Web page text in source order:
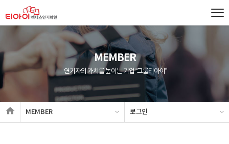
MEMBER
연기자의 가치를 높이는 기업 “그룹티아이”
MEMBER 로그인